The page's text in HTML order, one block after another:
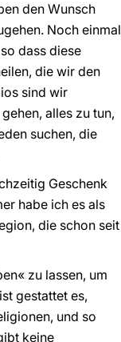
den Wunsch
Noch einmal
dass diese
die wir den
sind wir
alles zu tun,
suchen, die
Geschenk
habe ich es als
die schon seit
zu lassen, um
gestattet es,
und so
keine